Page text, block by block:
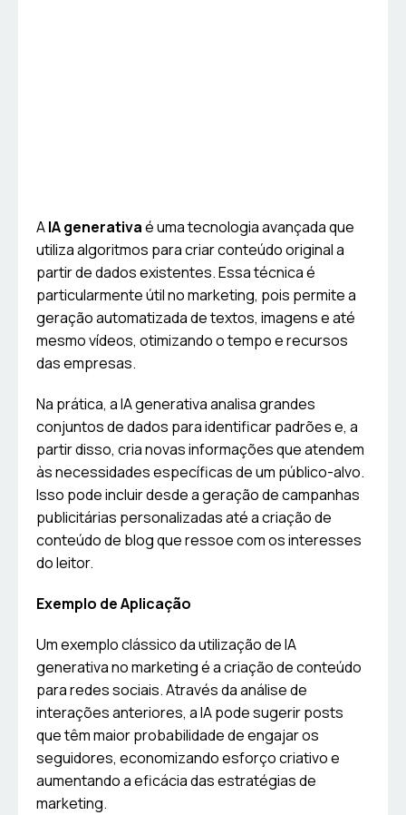
AIA generativaé uma tecnologia avançada que
utiliza algoritmos para criar conteúdo original a
partir de dados existentes. Essa técnica é
particularmente útil no marketing, pois permite a
geração automatizada de textos, imagens e até
mesmo vídeos, otimizando o tempo e recursos
das empresas.
Na prática, a IA generativa analisa grandes
conjuntos de dados para identificar padrões e, a
partir disso, cria novas informações que atendem
às necessidades específicas de um público-alvo.
Isso pode incluir desde a geração de campanhas
publicitárias personalizadas até a criação de
conteúdo de blog que ressoe com os interesses
do leitor.
Exemplo de Aplicação
Um exemplo clássico da utilização de IA
generativa no marketing é a criação de conteúdo
para redes sociais. Através da análise de
interações anteriores, a IA pode sugerir posts
que têm maior probabilidade de engajar os
seguidores, economizando esforço criativo e
aumentando a eficácia das estratégias de
marketing.